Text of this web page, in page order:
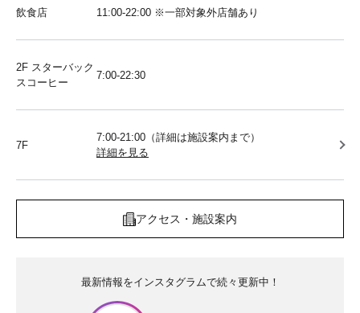
飲食店 11:00-22:00 ※一部対象外店舗あり
2F スターバック
スコーヒー
7:00-22:30
7F
7:00-21:00（詳細は施設案内まで）
詳細を見る
アクセス・施設案内
最新情報をインスタグラムで続々更新中！